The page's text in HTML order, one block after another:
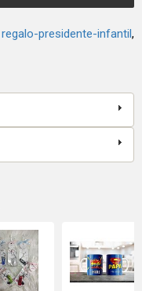
regalo-presidente-infantil